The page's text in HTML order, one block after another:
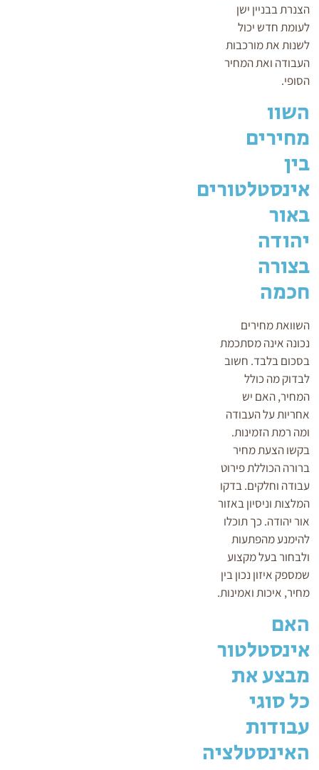
הצנרת בבניין ישן
לעומת חדש יכול
לשנות את מורכבות
העבודה ואת המחיר
הסופי.
השוו
מחירים
בין
אינסטלטורים
באור
יהודה
בצורה
חכמה
השוואת מחירים
נכונה אינה מסתכמת
בסכום בלבד. חשוב
לבדוק מה כולל
המחיר, האם יש
אחריות על העבודה
ומה רמת הזמינות.
בקשו הצעת מחיר
ברורה הכוללת פירוט
עבודה וחלקים. בדקו
המלצות וניסיון באזור
אור יהודה. כך תוכלו
להימנע מהפתעות
ולבחור בעל מקצוע
שמספק איזון נכון בין
מחיר, איכות ואמינות.
האם
אינסטלטור
מבצע את
כל סוגי
עבודות
האינסטלציה